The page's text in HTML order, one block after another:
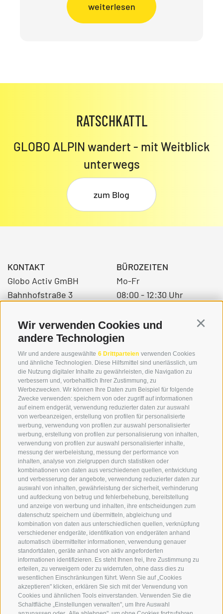
Wir verwenden Cookies und
andere Technologien
Wir und andere ausgewählte 6 Drittparteien verwenden Cookies
und ähnliche Technologien. Diese Hilfsmittel sind unerlässlich, um
die Nutzung digitaler Inhalte zu gewährleisten, die Navigation zu
verbessern und, vorbehaltlich Ihrer Zustimmung, zu
Werbezwecken. Wir können Ihre Daten zum Beispiel für folgende
Zwecke verwenden: speichern von oder zugriff auf informationen
auf einem endgerät, verwendung reduzierter daten zur auswahl
von werbeanzeigen, erstellung von profilen für personalisierte
werbung, verwendung von profilen zur auswahl personalisierter
werbung, erstellung von profilen zur personalisierung von inhalten,
verwendung von profilen zur auswahl personalisierter inhalte,
messung der werbeleistung, messung der performance von
inhalten, analyse von zielgruppen durch statistiken oder
kombinationen von daten aus verschiedenen quellen, entwicklung
und verbesserung der angebote, verwendung reduzierter daten zur
auswahl von inhalten, gewährleistung der sicherheit, verhinderung
und aufdeckung von betrug und fehlerbehebung, bereitstellung
und anzeige von werbung und inhalten, ihre entscheidungen zum
datenschutz speichern und übermitteln, abgleichung und
kombination von daten aus unterschiedlichen quellen, verknüpfung
verschiedener endgeräte, identifikation von endgeräten anhand
automatisch übermittelter informationen, verwendung genauer
standortdaten, geräte anhand von aktiv angeforderten
informationen identifizieren. Es steht Ihnen frei, Ihre Zustimmung zu
erteilen, zu verweigern oder zu widerrufen, ohne dass dies zu
wesentlichen Einschränkungen führt. Wenn Sie auf „Cookies
akzeptieren" klicken, erklären Sie sich mit der Verwendung von
Cookies und ähnlichen Tools einverstanden. Verwenden Sie die
Schaltfläche „Einstellungen verwalten", um Ihre Auswahl
weiterlesen
RATSCHKATTL
GLOBO ALPIN wandert - mit Weitblick
unterwegs
zum Blog
KONTAKT
Globo Activ GmBH
Bahnhofstraße 3
+39 0474 976139
info@globoalpin.com
BÜROZEITEN
Mo-Fr
08:00 - 12:30 Uhr
SERVICE
Kontakt
Wetter & Lawinen
FAQ & AGB
Schwierigkeitseinteilung
Reisetaschen & Dry Bag
Newsletter
Leihausrüstung
Login
Bezahlung
Partner
Pauschalreiserichtlinie
ON TOUR
Wir
Winterprogramm
Sommerprogramm